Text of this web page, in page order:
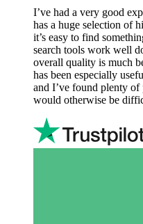
I’ve had a very good
has a huge selection of
it’s easy to find
search tools work well
overall quality is much
has been especially
and I’ve found plenty
would otherwise be